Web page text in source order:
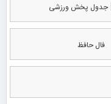
جدول پخش ورزشی
فال حافظ